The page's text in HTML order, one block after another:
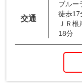
交通
ブルー
徒歩17
ＪＲ
18分